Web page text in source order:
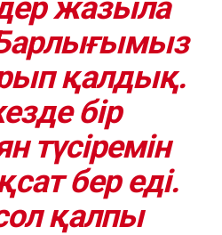
жазыла
қалдық.
бір
түсіремін
бер еді.
қалпы